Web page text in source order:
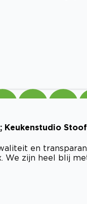
en
We zijn heel blij